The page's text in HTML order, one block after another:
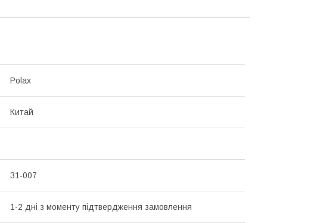
Polax
Китай
31-007
1-2 дні з моменту підтвердження замовлення